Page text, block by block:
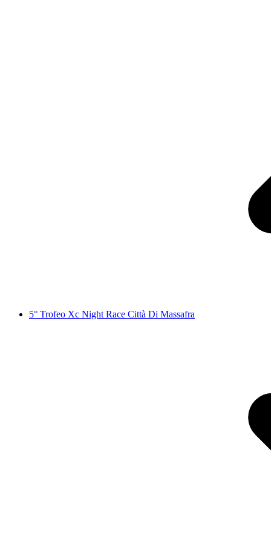
5° Trofeo Xc Night Race Città Di Massafra